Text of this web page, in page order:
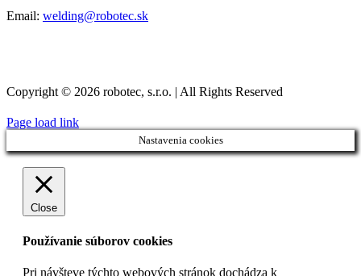
Email: welding@robotec.sk
Copyright © 2026 robotec, s.r.o. | All Rights Reserved
Page load link
Nastavenia cookies
Close
Používanie súborov cookies
Pri návšteve týchto webových stránok dochádza k